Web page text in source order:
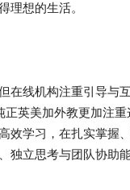
理想的生活。
线机构注重引导与
英美加外教更加注
效学习，在扎实掌握
独立思考与团队协助